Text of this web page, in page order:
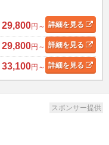
29,800円～ 詳細を見る
29,800円～ 詳細を見る
33,100円～ 詳細を見る
スポンサー提供